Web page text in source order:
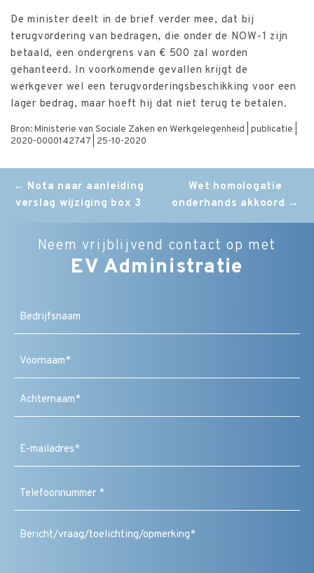
De minister deelt in de brief verder mee, dat bij
terugvordering van bedragen, die onder de NOW-1 zijn
betaald, een ondergrens van € 500 zal worden
gehanteerd. In voorkomende gevallen krijgt de
werkgever wel een terugvorderingsbeschikking voor een
lager bedrag, maar hoeft hij dat niet terug te betalen.
Bron: Ministerie van Sociale Zaken en Werkgelegenheid | publicatie |
2020-0000142747 | 25-10-2020
Post
navigation
← Nota naar aanleiding
verslag wijziging box 3
Wet homologatie
onderhands akkoord →
Neem vrijblijvend contact op met
EV Administratie
(Vereist)
Bericht
/